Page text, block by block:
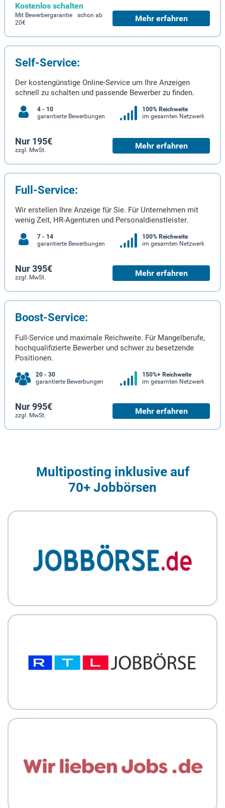
Kostenlos schalten
Mit Bewerbergarantie schon ab
20€
Mehr erfahren
Self-Service:
Der kostengünstige Online-Service um Ihre Anzeigen
schnell zu schalten und passende Bewerber zu finden.
4 - 10
garantierte Bewerbungen
100% Reichweite
im gesamten Netzwerk
Nur 195€
zzgl. MwSt. Mehr erfahren
Full-Service:
Wir erstellen Ihre Anzeige für Sie. Für Unternehmen mit
wenig Zeit, HR-Agenturen und Personaldienstleister.
7 - 14
garantierte Bewerbungen
100% Reichweite
im gesamten Netzwerk
Nur 395€
zzgl. MwSt. Mehr erfahren
Boost-Service:
Full-Service und maximale Reichweite. Für Mangelberufe,
hochqualifizierte Bewerber und schwer zu besetzende
Positionen.
20 - 30
garantierte Bewerbungen
150%+ Reichweite
im gesamten Netzwerk
Nur 995€
zzgl. MwSt. Mehr erfahren
Multiposting inklusive auf
70+ Jobbörsen